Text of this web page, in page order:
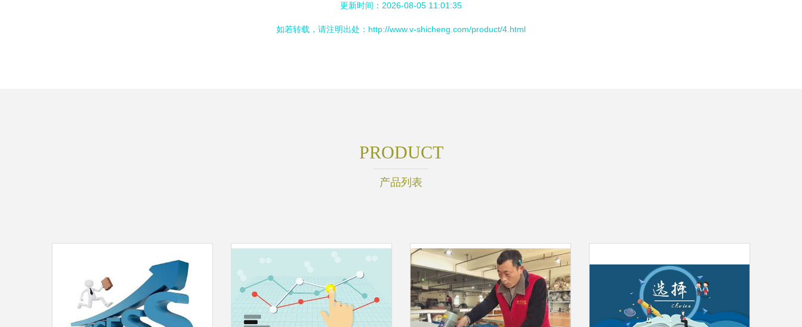
更新时间：2026-08-05 11:01:35
如若转载，请注明出处：http://www.v-shicheng.com/product/4.html
PRODUCT
产品列表